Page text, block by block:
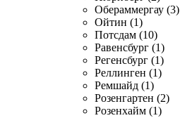
Обераммергау (3)
Ойтин (1)
Потсдам (10)
Равенсбург (1)
Регенсбург (1)
Реллинген (1)
Ремшайд (1)
Розенгартен (2)
Розенхайм (1)